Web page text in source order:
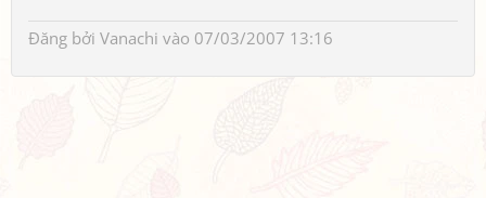
Đăng bởi Vanachi vào 07/03/2007 13:16